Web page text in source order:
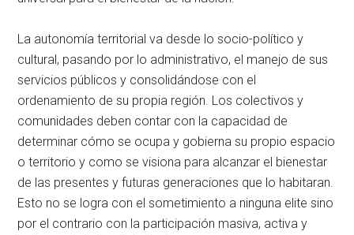
La autonomía territorial va desde lo socio-político y
cultural, pasando por lo administrativo, el manejo de sus
servicios públicos y consolidándose con el
ordenamiento de su propia región. Los colectivos y
comunidades deben contar con la capacidad de
determinar cómo se ocupa y gobierna su propio espacio
o territorio y como se visiona para alcanzar el bienestar
de las presentes y futuras generaciones que lo habitaran.
Esto no se logra con el sometimiento a ninguna elite sino
por el contrario con la participación masiva, activa y